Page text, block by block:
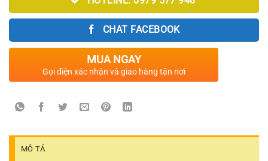
CHAT FACEBOOK
MUA NGAY
Gọi điện xác nhận và giao hàng tận nơi
MÔ TẢ